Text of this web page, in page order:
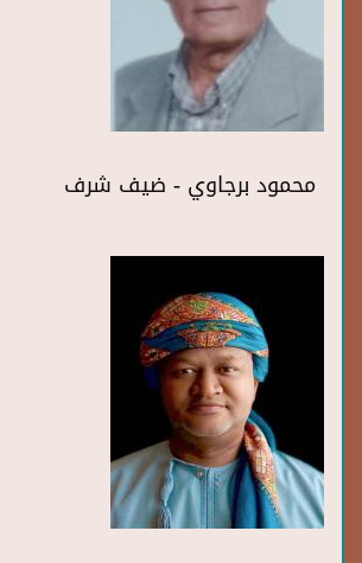
محمود برجاوي - ضيف شرف